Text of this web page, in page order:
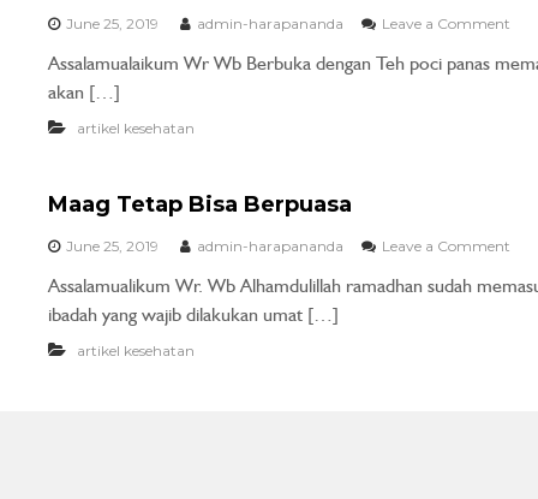
June 25, 2019 admin-harapananda Leave a Comment
Assalamualaikum Wr Wb Berbuka dengan Teh poci panas
akan […]
artikel kesehatan
Maag Tetap Bisa Berpuasa
June 25, 2019 admin-harapananda Leave a Comment
Assalamualikum Wr. Wb Alhamdulillah ramadhan sudah
ibadah yang wajib dilakukan umat […]
artikel kesehatan